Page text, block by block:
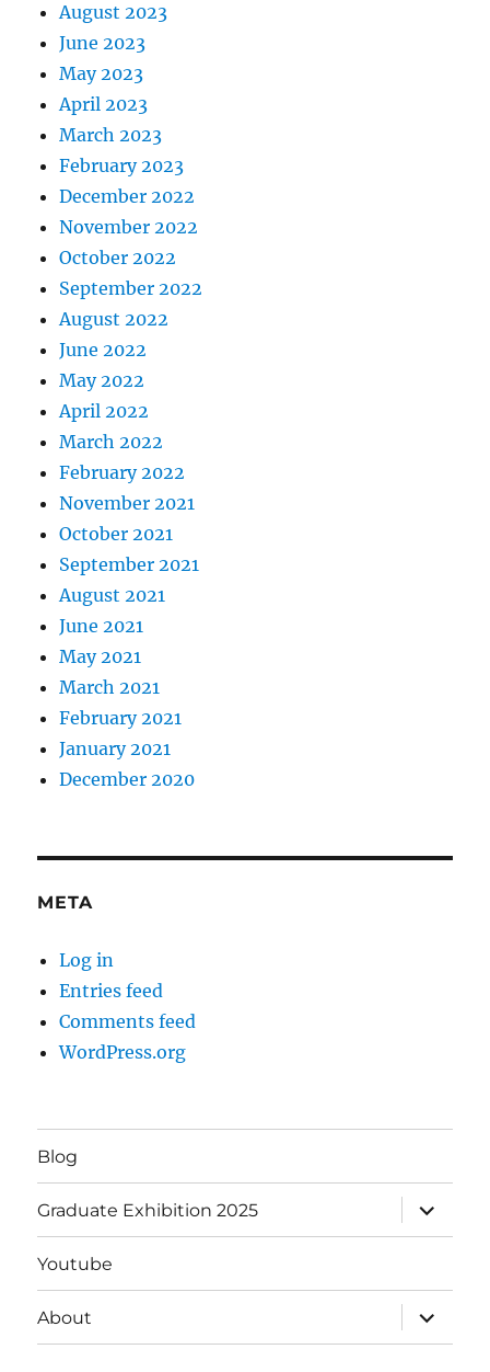
August 2023
June 2023
May 2023
April 2023
March 2023
February 2023
December 2022
November 2022
October 2022
September 2022
August 2022
June 2022
May 2022
April 2022
March 2022
February 2022
November 2021
October 2021
September 2021
August 2021
June 2021
May 2021
March 2021
February 2021
January 2021
December 2020
META
Log in
Entries feed
Comments feed
WordPress.org
Blog
Graduate Exhibition 2025
expand
child
menu
Youtube
About
expand
child
menu